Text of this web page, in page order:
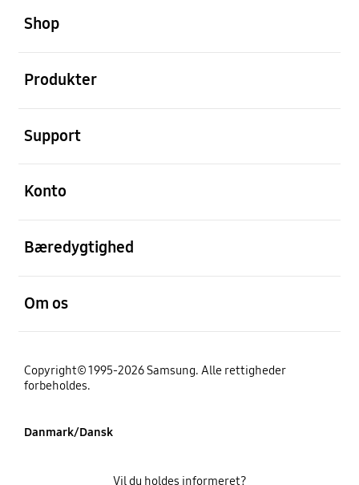
Shop
Produkter
Support
Konto
Bæredygtighed
Om os
Copyright© 1995-2026 Samsung. Alle rettigheder
forbeholdes.
Danmark/Dansk
Vil du holdes informeret?